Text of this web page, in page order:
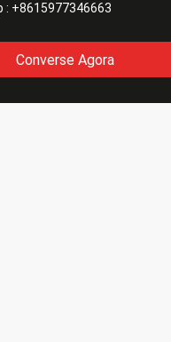
: +8615977346663
Converse Agora